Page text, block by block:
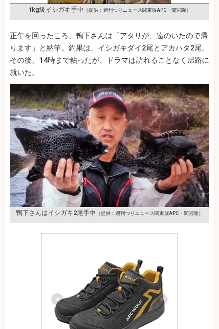
1kg級イシガキ手中 （提供：週刊つりニュース関東版APC・間宮隆）
正午を回ったころ、鴨下さんは「アタリが、遠のいたので帰
ります」と納竿。釣果は、イシガキダイ2尾とアカハタ2尾。
その後、14時まで粘ったが、ドラマは訪れることなく帰路に
就いた。
鴨下さんはイシガキ2尾手中 （提供：週刊つりニュース関東版APC・間宮隆）